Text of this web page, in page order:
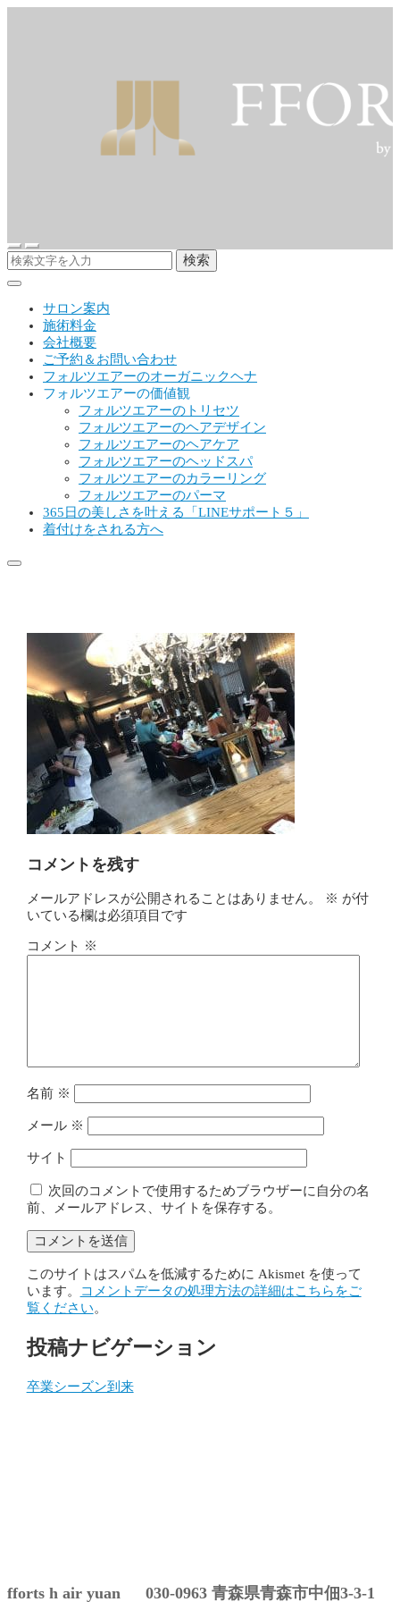
検索
サロン案内
施術料金
会社概要
ご予約＆お問い合わせ
フォルツエアーのオーガニックヘナ
フォルツエアーの価値観
フォルツエアーのトリセツ
フォルツエアーのヘアデザイン
フォルツエアーのヘアケア
フォルツエアーのヘッドスパ
フォルツエアーのカラーリング
フォルツエアーのパーマ
365日の美しさを叶える「LINEサポート５」
着付けをされる方へ
コメントを残す
メールアドレスが公開されることはありません。 ※ が付
いている欄は必須項目です
コメント ※
名前 ※
メール ※
サイト
次回のコメントで使用するためブラウザーに自分の名
前、メールアドレス、サイトを保存する。
このサイトはスパムを低減するために Akismet を使って
います。
コメントデータの処理方法の詳細はこちらをご
覧ください。
投稿ナビゲーション
卒業シーズン到来
fforts h air yuan 030-0963 青森県青森市中佃3-3-1